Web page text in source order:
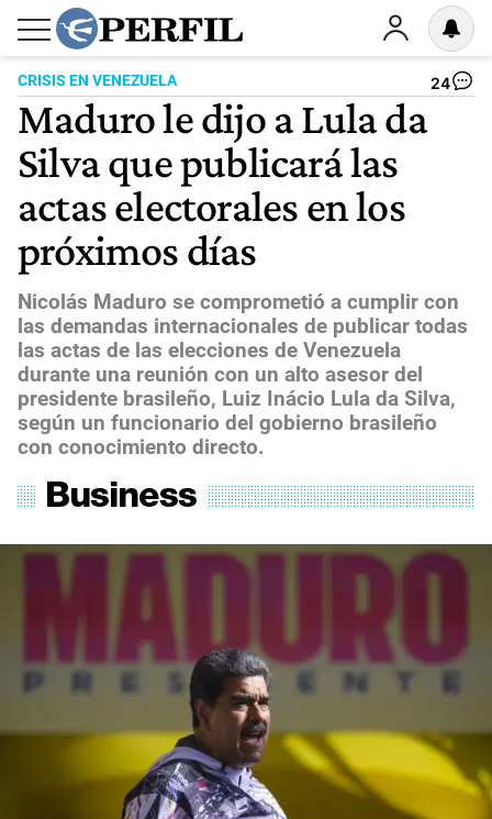
CRISIS EN VENEZUELA 24
Maduro le dijo a Lula da
Silva que publicará las
actas electorales en los
próximos días
Nicolás Maduro se comprometió a cumplir con
las demandas internacionales de publicar todas
las actas de las elecciones de Venezuela
durante una reunión con un alto asesor del
presidente brasileño, Luiz Inácio Lula da Silva,
según un funcionario del gobierno brasileño
con conocimiento directo.